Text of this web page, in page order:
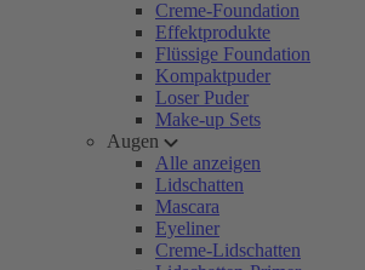
Creme-Foundation
Effektprodukte
Flüssige Foundation
Kompaktpuder
Loser Puder
Make-up Sets
Augen
Alle anzeigen
Lidschatten
Mascara
Eyeliner
Creme-Lidschatten